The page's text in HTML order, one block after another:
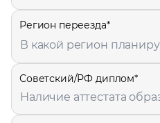
Регион переезда*
Наличие аттестата
Советский/РФ диплом*